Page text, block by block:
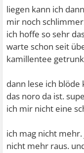
liegen kann ich
mir noch
ich hoffe so sehr
warte schon seit
kamillentee
dann lese ich
das noro da ist.
ich mir nicht eine
ich mag nicht
nicht mehr raus.